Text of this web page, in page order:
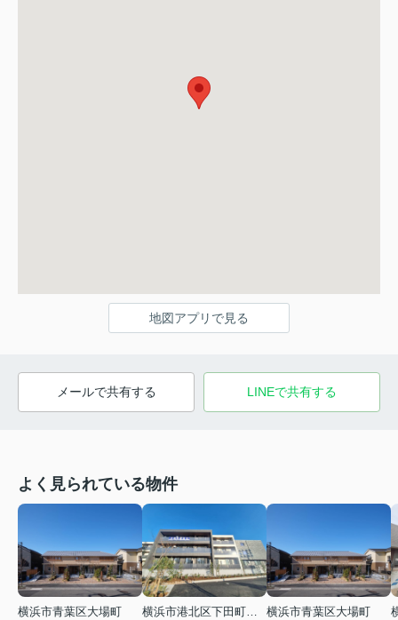
地図アプリで見る
メールで共有する LINEで共有する
よく見られている物件
横浜市青葉区大場町
横浜市青葉区大場町